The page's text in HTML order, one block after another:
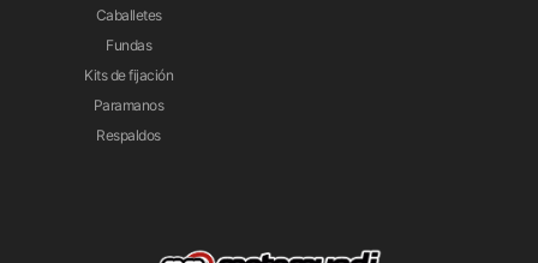
Caballetes
Fundas
Kits de fijación
Paramanos
Respaldos